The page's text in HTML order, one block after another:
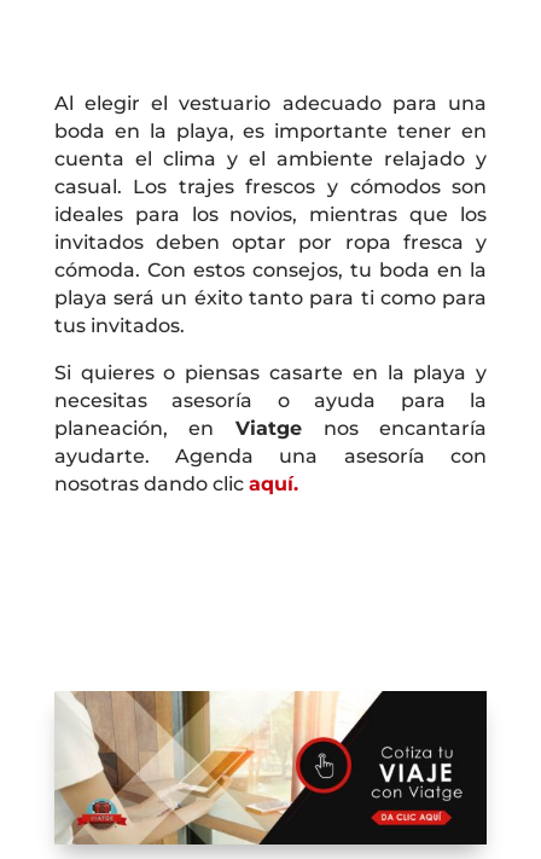
Al elegir el vestuario adecuado para una
boda en la playa, es importante tener en
cuenta el clima y el ambiente relajado y
casual. Los trajes frescos y cómodos son
ideales para los novios, mientras que los
invitados deben optar por ropa fresca y
cómoda. Con estos consejos, tu boda en la
playa será un éxito tanto para ti como para
tus invitados.
Si quieres o piensas casarte en la playa y
necesitas asesoría o ayuda para la
planeación, en Viatge nos encantaría
ayudarte. Agenda una asesoría con
nosotras dando clic aquí.